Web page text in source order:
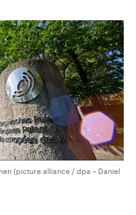
(picture alliance / dpa – Daniel